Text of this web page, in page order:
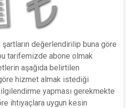
değerlendirilip buna göre
tarifemizde abone olmak
aşağıda belirtilen
hizmet almak istediği
yapması gerekmekte
ihtiyaçlara uygun kesin